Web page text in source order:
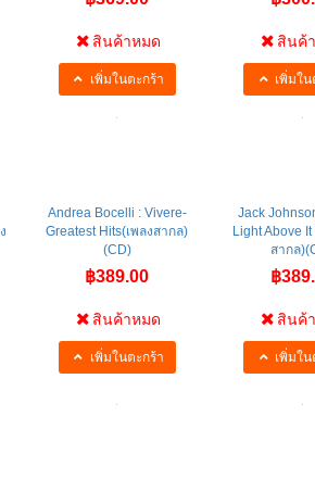
สินค้าหมด
เพิ่มในตะกร้า
สินค้
เพิ่มใน
Andrea Bocelli : Vivere-
Greatest Hits(เพลงสากล)
(CD)
สินค้าหมด
เพิ่มในตะกร้า
Jack
Light Above It
สากล
สินค้
เพิ่มใน